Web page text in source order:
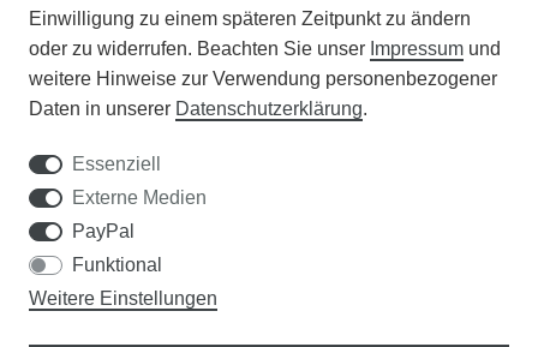
APOTHEKERSCHRANK
WISSENSWERTES
DER WEG ZUM TRAUMRASEN
Samen Rohde GmbH
Einwilligung zu einem späteren Zeitpunkt zu ändern
oder zu widerrufen. Beachten Sie unser Impressum und
weitere Hinweise zur Verwendung personenbezogener
Daten in unserer Daten­schutz­erklärung.
Essenziell
Externe Medien
PayPal
Funktional
Weitere Einstellungen